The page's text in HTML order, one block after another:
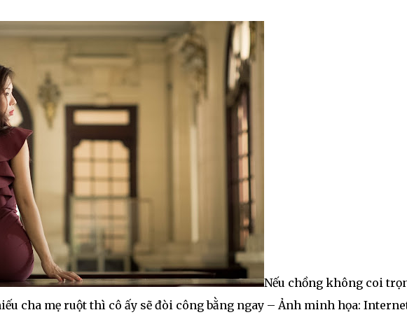
Nếu chồng không coi
cha mẹ ruột thì cô ấy sẽ đòi công bằng ngay – Ảnh minh họa: